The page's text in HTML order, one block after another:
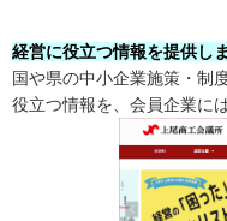
経営に役立つ情報を提供し
国や県の中小企業施策・制
役立つ情報を、会員企業に